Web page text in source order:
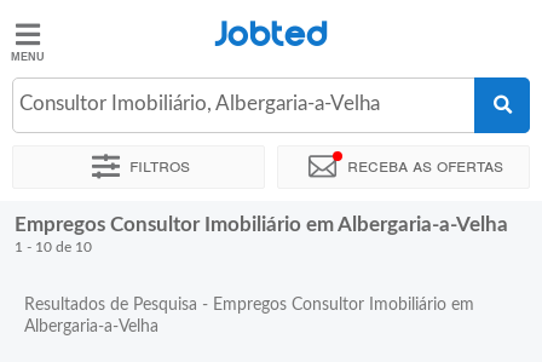
Jobted
Empregos
Salários
Jobted
Consultor Imobiliário, Albergaria-a-Velha
Filtros Receba as ofertas
Ordenar por Localidade exata
Empregos Consultor Imobiliário em Albergaria-a-Velha
1 - 10 de 10
Resultados de Pesquisa - Empregos Consultor Imobiliário em
Albergaria-a-Velha